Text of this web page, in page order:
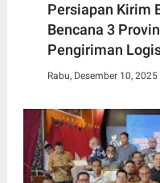
Persiapan Kirim
Bencana 3
Pengiriman
Rabu, Desember 10, 2025